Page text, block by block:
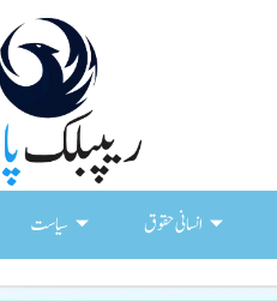
انسانی حقوق سیاست